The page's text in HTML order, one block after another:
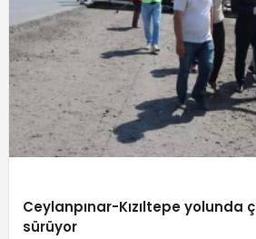
Ceylanpınar-Kızıltepe yolunda
sürüyor